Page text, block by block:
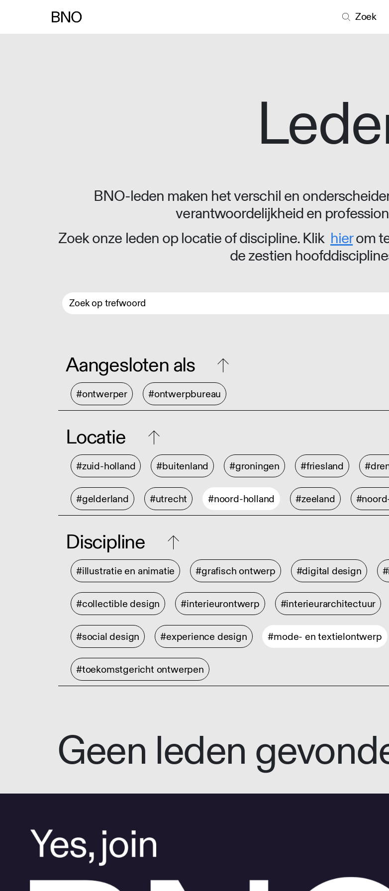
Zoek
BNO-leden maken het verschil en
verantwoordelijkheid en
Zoek onze leden op locatie of discipline. Klik hierom
de zestien
Aangesloten als
#ontwerper #ontwerpbureau
Locatie
#zuid-holland #buitenland #groningen #friesland
#gelderland #utrecht #noord-holland #zeeland
Discipline
#illustratie en animatie #grafisch ontwerp #digital design
#collectible design #interieurontwerp #interieurarchitectuur
#social design #experience design #mode- en textielontwerp
#toekomstgericht ontwerpen
Geen leden